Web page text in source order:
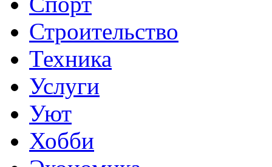
Строительство
Техника
Услуги
Уют
Хобби